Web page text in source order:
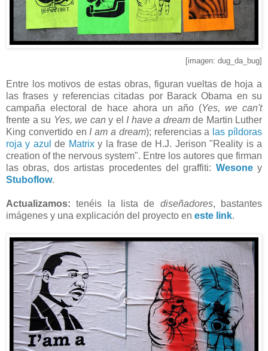
[imagen: dug_da_bug]
Entre los motivos de estas obras, figuran vueltas de hoja a
las frases y referencias citadas por Barack Obama en su
campaña electoral de hace ahora un año (Yes, we can't
frente a su Yes, we can y el I have a dreamde Martin Luther
King convertido en I am a dream); referencias a las píldoras
roja y azul de Matrixy la frase de H.J. Jerison "Reality is a
creation of the nervous system". Entre los autores que firman
las obras, dos artistas procedentes del graffiti: Wesoney
Stuboflow.
Actualizamos: tenéis la lista de diseñadores, bastantes
imágenes y una explicación del proyecto en este link.